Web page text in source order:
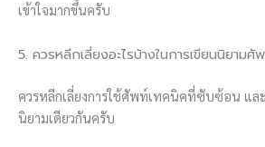
เข้าใจมากขึ้นครับ
5. ควรหลีกเลี่ยงอะไรบ้างในการเขียนนิยามศั
ควรหลีกเลี่ยงการใช้ศัพท์เทคนิคที่ซับซ้อน แล
นิยามเดียวกันครับ